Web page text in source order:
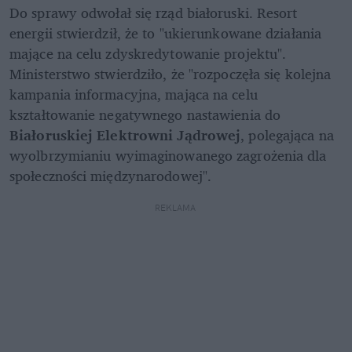
Do sprawy odwołał się rząd białoruski. Resort
energii stwierdził, że to "ukierunkowane działania
mające na celu zdyskredytowanie projektu".
Ministerstwo stwierdziło, że "rozpoczęła się kolejna
kampania informacyjna, mająca na celu
Białoruskiej Elektrowni Jądrowej, polegająca na
wyolbrzymianiu wyimaginowanego zagrożenia dla
społeczności międzynarodowej".
REKLAMA